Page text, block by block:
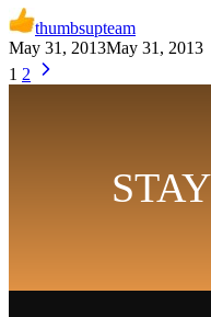
thumbsupteam
May 31, 2013May 31, 2013
1 2